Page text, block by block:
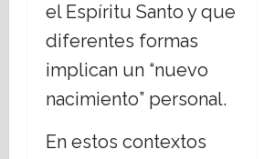
el Espíritu Santo y que
diferentes formas
implican un “nuevo
nacimiento” personal.
En estos contextos